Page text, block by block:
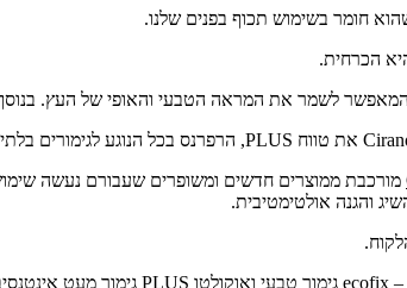
חומר בשימוש תכוף בפנים שלנו.
הכרחית.
המאפשר לשמר את המראה הטבעי והאופי של העץ.
מורכבת ממוצרים חדשים ומשופרים שעבורם נעשה
והגנה אולטימטיבית.